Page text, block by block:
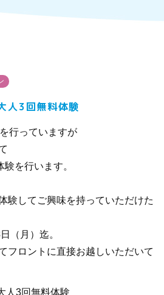
3回無料体験
行っていますが
を行います。
験してご興味を持っていただけた
（月）迄。
フロントに直接お越しいただいて